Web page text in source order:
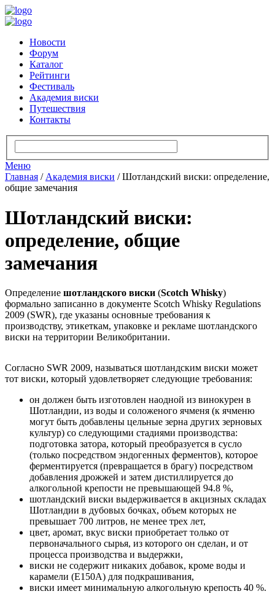
Новости
Форум
Каталог
Рейтинги
Фестиваль
Академия виски
Путешествия
Контакты
Меню
Главная / Академия виски /Шотландский виски: определение,
общие замечания
Шотландский виски:
определение, общие
замечания
Определение шотландского виски (Scotch Whisky)
формально записанно в документе Scotch Whisky Regulations
2009 (SWR), где указаны основные требования к
производству, этикеткам, упаковке и рекламе шотландского
виски на территории Великобритании.
Согласно SWR 2009, называться шотландским виски может
тот виски, который удовлетворяет следующие требования:
он должен быть изготовлен наодной из винокурен в
Шотландии, из воды и соложеного ячменя (к ячменю
могут быть добавлены цельные зерна других зерновых
культур) со следующими стадиями производства:
подготовка затора, который преобразуется в сусло
(только посредством эндогенных ферментов), которое
ферментируется (превращается в брагу) посредством
добавления дрожжей и затем дистиллируется до
алкогольной крепости не превышающей 94.8 %,
шотландский виски выдерживается в акцизных складах
Шотландии в дубовых бочках, объем которых не
превышает 700 литров, не менее трех лет,
цвет, аромат, вкус виски приобретает только от
первоначального сырья, из которого он сделан, и от
процесса производства и выдержки,
виски не содержит никаких добавок, кроме воды и
карамели (Е150А) для подкрашивания,
виски имеет минимальную алкогольную крепость 40 %.